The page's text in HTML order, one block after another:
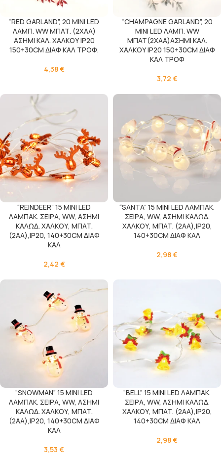
“RED GARLAND”, 20 ΜΙΝΙ LED
ΛΑΜΠ. WW ΜΠΑΤ. (2XAA)
ΑΣΗΜΙ ΚΑΛ. ΧΑΛΚΟΥ IP20
150+30CM ΔΙΑΦ ΚΑΛ ΤΡΟΦ.
4,38€
“CHAMPAGNE GARLAND”, 20
ΜΙΝΙ LED ΛΑΜΠ. WW
ΜΠΑΤ(2XAA)ΑΣΗΜΙ ΚΑΛ.
ΧΑΛΚΟΥ IP20 150+30CM ΔΙΑΦ
ΚΑΛ ΤΡΟΦ
3,72 €
“REINDEER” 15 MINI LED
ΛΑΜΠΑΚ. ΣΕΙΡΑ, WW, ΑΣΗΜΙ
ΚΑΛΩΔ. ΧΑΛΚΟΥ, MΠΑΤ.
(2ΑΑ),IP20, 140+30CM ΔΙΑΦ
ΚΑΛ
2,42 €
“SANTA” 15 MINI LED ΛΑΜΠΑΚ.
ΣΕΙΡΑ, WW, ΑΣΗΜΙ ΚΑΛΩΔ.
ΧΑΛΚΟΥ, MΠΑΤ. (2ΑΑ),IP20,
140+30CM ΔΙΑΦ ΚΑΛ
2,98€
“SNOWMAN” 15 MINI LED
ΛΑΜΠΑΚ. ΣΕΙΡΑ, WW, ΑΣΗΜΙ
ΚΑΛΩΔ. ΧΑΛΚΟΥ, MΠΑΤ.
(2ΑΑ),IP20, 140+30CM ΔΙΑΦ
ΚΑΛ
3,53 €
“BELL” 15 MINI LED ΛΑΜΠΑΚ.
ΣΕΙΡΑ, WW, ΑΣΗΜΙ ΚΑΛΩΔ.
ΧΑΛΚΟΥ, MΠΑΤ. (2ΑΑ),IP20,
140+30CM ΔΙΑΦ ΚΑΛ
2,98€